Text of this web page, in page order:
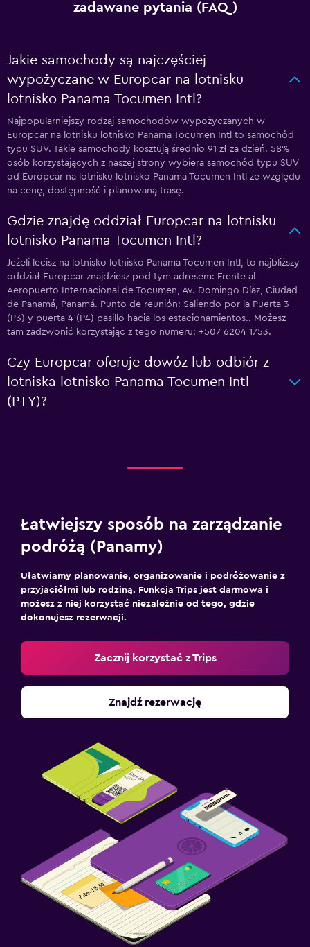
zadawane pytania (FAQ)
Jakie samochody są najczęściej
wypożyczane w Europcar na lotnisku
lotnisko Panama Tocumen Intl?
Najpopularniejszy rodzaj samochodów wypożyczanych w
Europcar na lotnisku lotnisko Panama Tocumen Intl to samochód
typu SUV. Takie samochody kosztują średnio 91 zł za dzień. 58%
osób korzystających z naszej strony wybiera samochód typu SUV
od Europcar na lotnisku lotnisko Panama Tocumen Intl ze względu
na cenę, dostępność i planowaną trasę.
Gdzie znajdę oddział Europcar na lotnisku
lotnisko Panama Tocumen Intl?
Jeżeli lecisz na lotnisko lotnisko Panama Tocumen Intl, to najbliższy
oddział Europcar znajdziesz pod tym adresem: Frente al
Aeropuerto Internacional de Tocumen, Av. Domingo Díaz, Ciudad
de Panamá, Panamá. Punto de reunión: Saliendo por la Puerta 3
(P3) y puerta 4 (P4) pasillo hacia los estacionamientos.. Możesz
tam zadzwonić korzystając z tego numeru: +507 6204 1753.
Czy Europcar oferuje dowóz lub odbiór z
lotniska lotnisko Panama Tocumen Intl
(PTY)?
Łatwiejszy sposób na zarządzanie
podróżą (Panamy)
Ułatwiamy planowanie, organizowanie i podróżowanie z
przyjaciółmi lub rodziną. Funkcja Trips jest darmowa i
możesz z niej korzystać niezależnie od tego, gdzie
dokonujesz rezerwacji.
Zacznij korzystać z Trips
Znajdź rezerwację